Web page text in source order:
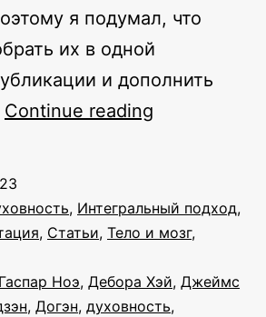
я подумал, что
их в одной
и дополнить
Continue reading
пустоты.
Заметки
медитации
, Интегральный подход,
, Статьи, Тело и мозг,
Гаспар Ноэ, Дебора Хэй, Джеймс
, Догэн, духовность,